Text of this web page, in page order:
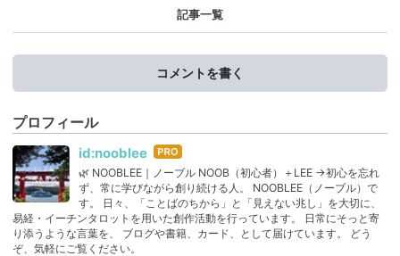
記事一覧
コメントを書く
プロフィール
id:nooblee はて
なブ
ログ
Pro
🌿 NOOBLEE｜ノーブル NOOB（初心者）＋LEE →初心を忘れ
ず、常に学びながら創り続ける人。 NOOBLEE（ノーブル）で
す。 日々、「ことばのちから」と「見えない兆し」を大切に、
易経・イーチンタロットを用いた創作活動を行っています。 日常にそっと寄
り添うような言葉を、 ブログや書籍、カード、として届けています。 どう
ぞ、気軽にご覧ください。